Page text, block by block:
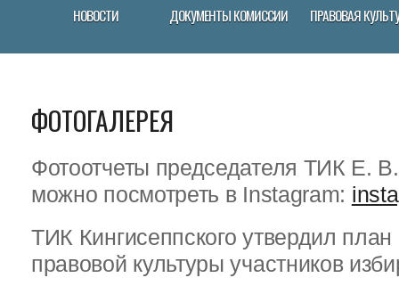
НОВОСТИ ДОКУМЕНТЫ КОМИССИИ ПРАВОВАЯ
ФОТОГАЛЕРЕЯ
Фотоотчеты председателя ТИК Е.
можно посмотреть в Instagram:
ТИК Кингисеппского утвердил
правовой культуры участников